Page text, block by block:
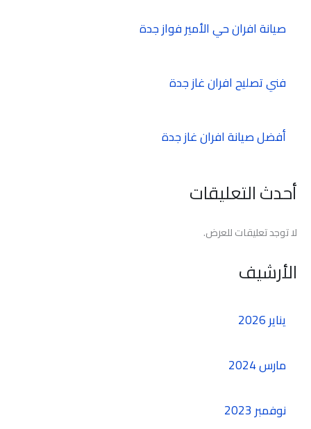
صيانة افران حي الأمير فواز جدة
فني تصليح افران غاز جدة
أفضل صيانة افران غاز جدة
أحدث التعليقات
لا توجد تعليقات للعرض.
الأرشيف
يناير 2026
مارس 2024
نوفمبر 2023